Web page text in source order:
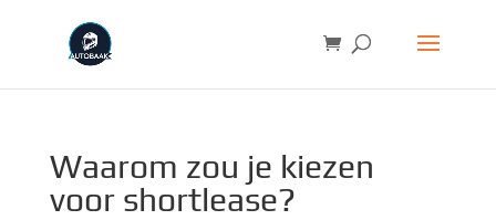
Waarom zou je kiezen
voor shortlease?